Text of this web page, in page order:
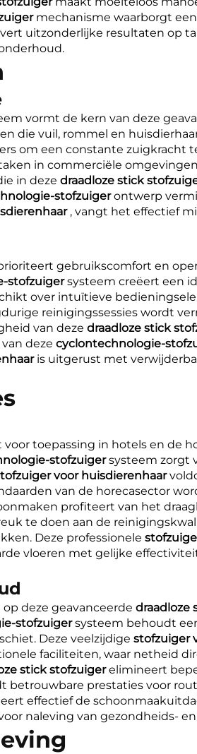
mechanisme waarborgt
uitzonderlijke resultaten op
vormt de kern van deze
die vuil, rommel en
om een constante
in commerciële
in deze draadloze stick
stofzuigerontwerp
, vangt het effectief
gebruikscomfort en
stofzuigersysteem creëert een
over intuïtieve
reinigingssessies wordt
van deze draadloze stick
deze cyclontechnologie-
is uitgerust met
toepassing in hotels en de
stofzuigersysteem zorgt
voor huisdierenhaar
van de horecasector
profiteert van het
te doen aan de
Deze professionele
vloeren met gelijke
deze geavanceerde draadloze
stofzuigersysteem behoudt
Deze veelzijdige stofzuiger
faciliteiten, waar netheid
stick stofzuigerelimineert
betrouwbare prestaties voor
effectief de
naleving van gezondheids-